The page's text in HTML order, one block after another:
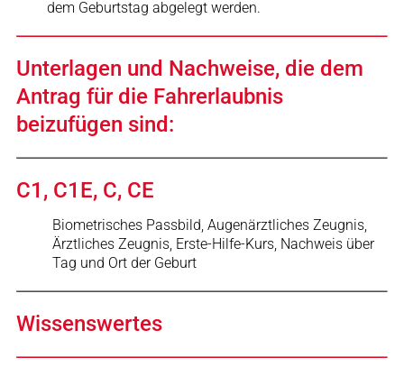
dem Geburtstag abgelegt werden.
Unterlagen und Nachweise, die dem
Antrag für die Fahrerlaubnis
beizufügen sind:
C1, C1E, C, CE
Biometrisches Passbild, Augenärztliches Zeugnis,
Ärztliches Zeugnis, Erste-Hilfe-Kurs, Nachweis über
Tag und Ort der Geburt
Wissenswertes